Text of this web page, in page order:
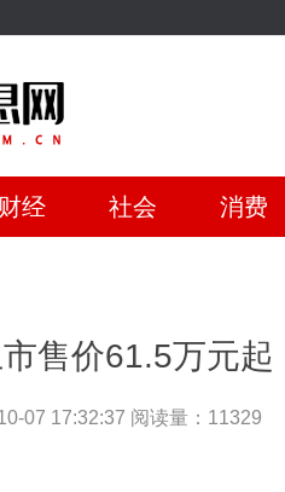
财经 社会 消费
售价61.5万元起
07 17:32:37 阅读量：11329